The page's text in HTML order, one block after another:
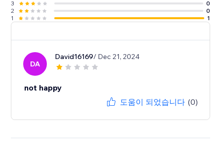
3
0
2
0
1
1
DA
David16169/ Dec 21, 2024
not happy
도움이 되었습니다 (0)